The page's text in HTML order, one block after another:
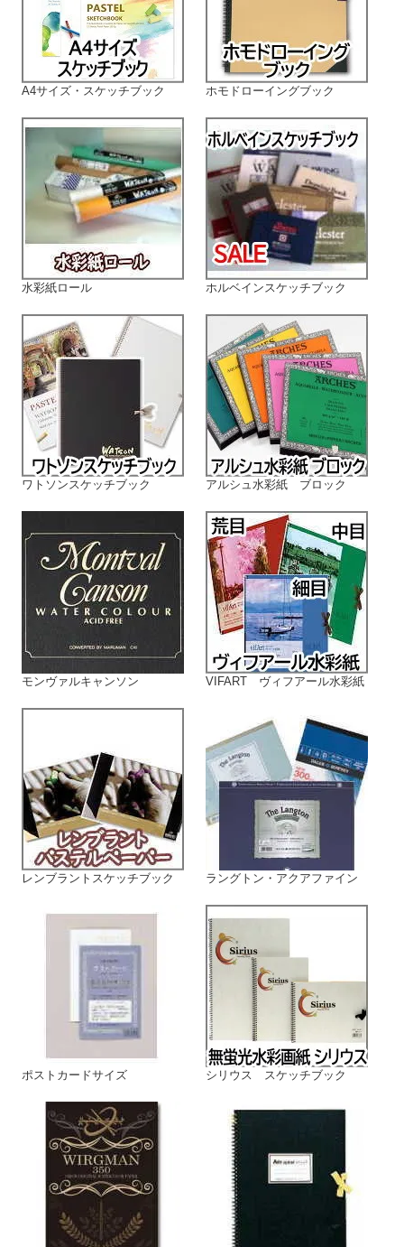
A4サイズ・スケッチブック ホモドローイングブック
水彩紙ロール ホルベインスケッチブック
ワトソンスケッチブック アルシュ水彩紙 ブロック
モンヴァルキャンソン VIFART ヴィフアール水彩紙
レンブラントスケッチブック ラングトン・アクアファイン
ポストカードサイズ シリウス スケッチブック